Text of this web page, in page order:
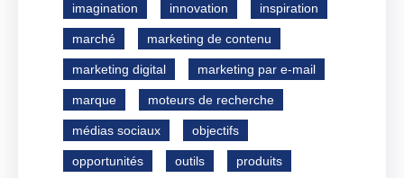
imagination innovation inspiration
marché marketing de contenu
marketing digital marketing par e-mail
marque moteurs de recherche
médias sociaux objectifs
opportunités outils produits